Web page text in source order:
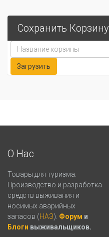
Сохранить Корзину
О Нас
Товары для туризма.
Производство и разработка
средств выживания и
носимых аварийных
запасов (НАЗ). Форум и
Блоги выживальщиков.